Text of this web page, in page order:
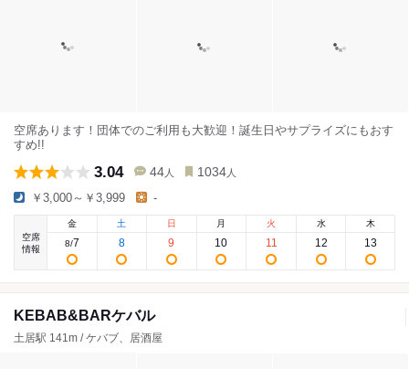
空席あります！団体でのご利用も大歓迎！誕生日やサプライズにもおす
すめ!!
3.04 44 人 1034 人
￥3,000～￥3,999 -
空席
情報
金
8/7
土
8
日
9
月
10
火
11
水
12
木
13
KEBAB&BARケバル
土居駅 141m / ケバブ、居酒屋